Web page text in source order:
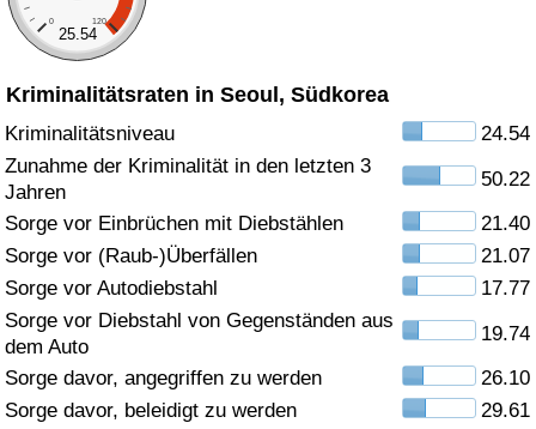
0 120
25.54
Kriminalitätsraten in Seoul, Südkorea
Kriminalitätsniveau
24.54
Zunahme der Kriminalität in den letzten 3
Jahren
50.22
Sorge vor Einbrüchen mit Diebstählen
21.40
Sorge vor (Raub-)Überfällen
21.07
Sorge vor Autodiebstahl
17.77
Sorge vor Diebstahl von Gegenständen aus
dem Auto
19.74
Sorge davor, angegriffen zu werden
26.10
Sorge davor, beleidigt zu werden
29.61
in Akaba
Kriminalität
Kriminalitäts-Index (aktuell)
Kriminalitäts-Index
Kriminalitätsindex nach Land
Gesundheitsversorgung
Gesundheitsversorgungs-Index (aktuell)
Gesundheitsversorgungs-Index